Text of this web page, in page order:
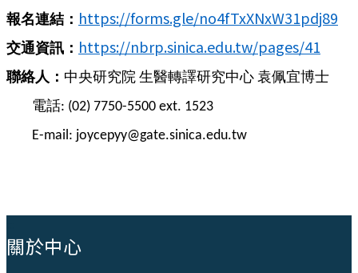
報名連結： https://forms.gle/no4fTxXNxW31pdj89
交通資訊： https://nbrp.sinica.edu.tw/pages/41
聯絡人： 中央研究院 生醫轉譯研究中心 袁佩宜博士
電話: (02) 7750-5500 ext. 1523
E-mail: joycepyy@gate.sinica.edu.tw
關於中心